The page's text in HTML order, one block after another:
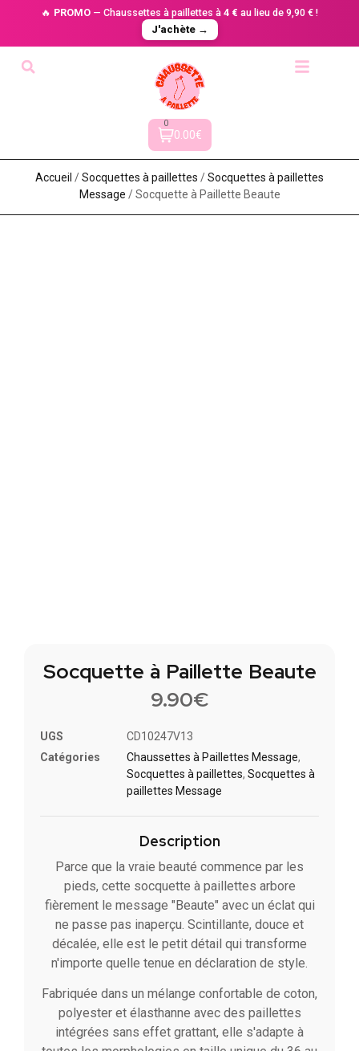
🔥 PROMO — Chaussettes à paillettes à 4 € au lieu de 9,90 € !
J'achète →
0
0.00€
Accueil /Socquettes à paillettes /Socquettes à paillettes
Message / Socquette à Paillette Beaute
Socquette à Paillette Beaute
9.90€
UGS
CD10247V13
Catégories
Chaussettes à Paillettes Message​,
Socquettes à paillettes, Socquettes à
paillettes Message
Description
Parce que la vraie beauté commence par les
pieds, cette socquette à paillettes arbore
fièrement le message "Beaute" avec un éclat qui
ne passe pas inaperçu. Scintillante, douce et
décalée, elle est le petit détail qui transforme
n'importe quelle tenue en déclaration de style.
Fabriquée dans un mélange confortable de coton,
polyester et élasthanne avec des paillettes
intégrées sans effet grattant, elle s'adapte à